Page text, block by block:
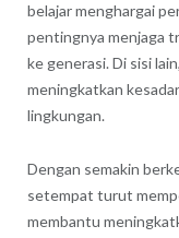
belajar menghargai
pentingnya menjaga
ke generasi. Di sisi
meningkatkan
lingkungan.
Dengan semakin
setempat turut
membantu